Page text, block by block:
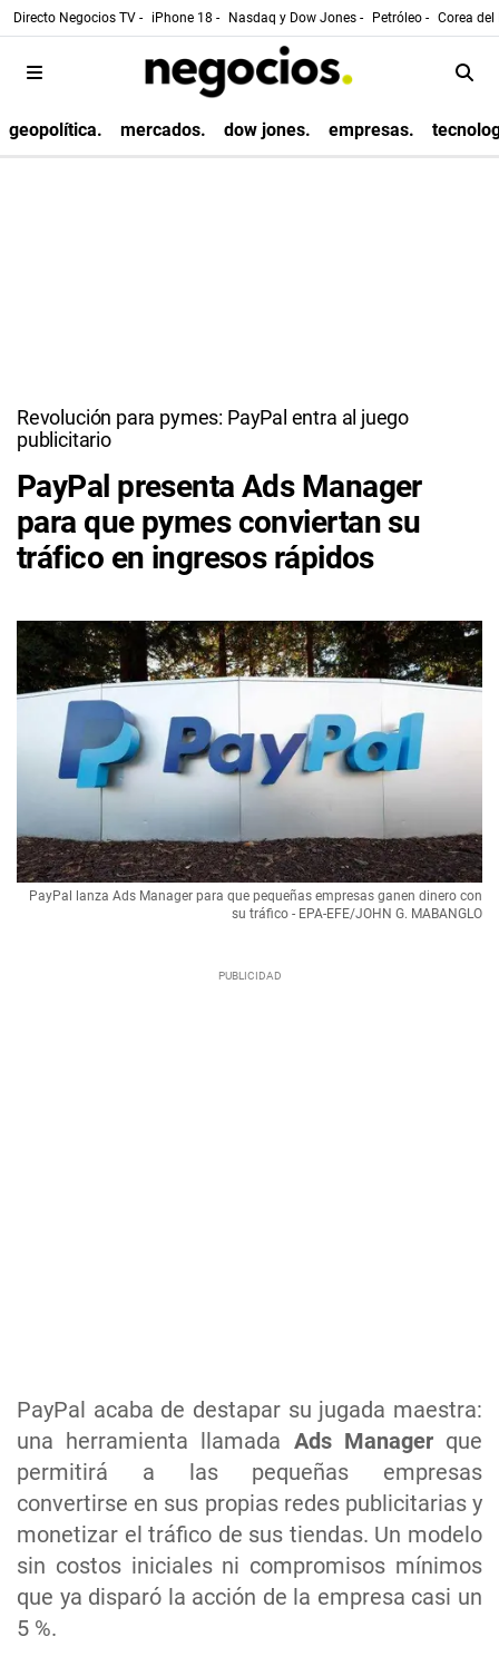
Directo Negocios TV - iPhone 18 - Nasdaq y Dow Jones - Petróleo - Corea
geopolítica. mercados. dow jones. empresas.
Revolución para pymes: PayPal entra al juego
publicitario
PayPal presenta Ads Manager
para que pymes conviertan su
tráfico en ingresos rápidos
PayPal acaba de destapar su jugada maestra:
una herramienta llamada Ads Managerque
permitirá a las pequeñas empresas
convertirse en sus propias redes publicitarias y
monetizar el tráfico de sus tiendas. Un modelo
sin costos iniciales ni compromisos mínimos
que ya disparó la acción de la empresa casi un
5 %.
PayPal lanza Ads Manager para que pequeñas empresas ganen dinero con
su tráfico - EPA-EFE/JOHN G. MABANGLO